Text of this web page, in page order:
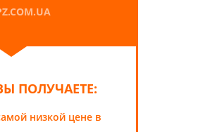
ПОЛУЧАЕТЕ:
низкой цене в